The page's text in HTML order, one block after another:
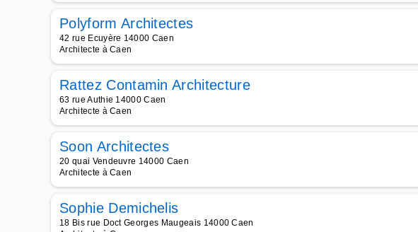
Polyform Architectes
42 rue Ecuyère 14000 Caen
Architecte à Caen
Rattez Contamin Architecture
63 rue Authie 14000 Caen
Architecte à Caen
Soon Architectes
20 quai Vendeuvre 14000 Caen
Architecte à Caen
Sophie Demichelis
18 Bis rue Doct Georges Maugeais 14000 Caen